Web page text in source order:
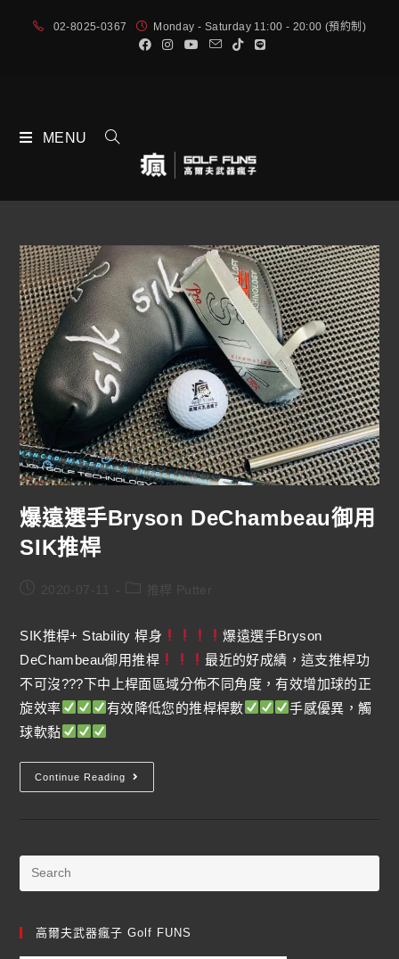
02-8025-0367 Monday - Saturday 11:00 - 20:00 (預約制)
MENU
爆遠選手Bryson DeChambeau御用
SIK推桿
SIK推桿+ Stability 桿身
爆遠選手Bryson
DeChambeau御用推桿
最近的好成績，這支推桿功
不可沒???下中上桿面區域分佈不同角度，有效增加球的正
旋效率
有效降低您的推桿桿數
手感優異，觸
球軟黏
Continue Reading
高爾夫武器瘋子 Golf FUNS